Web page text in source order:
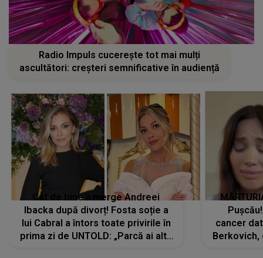
Radio Impuls cucerește tot mai mulți
ascultători: creșteri semnificative în audiență
Cât de bine îi merge Andreei
Ibacka după divorț! Fosta soție a
lui Cabral a întors toate privirile în
prima zi de UNTOLD: „Parcă ai altă
cancer
Berkovich,